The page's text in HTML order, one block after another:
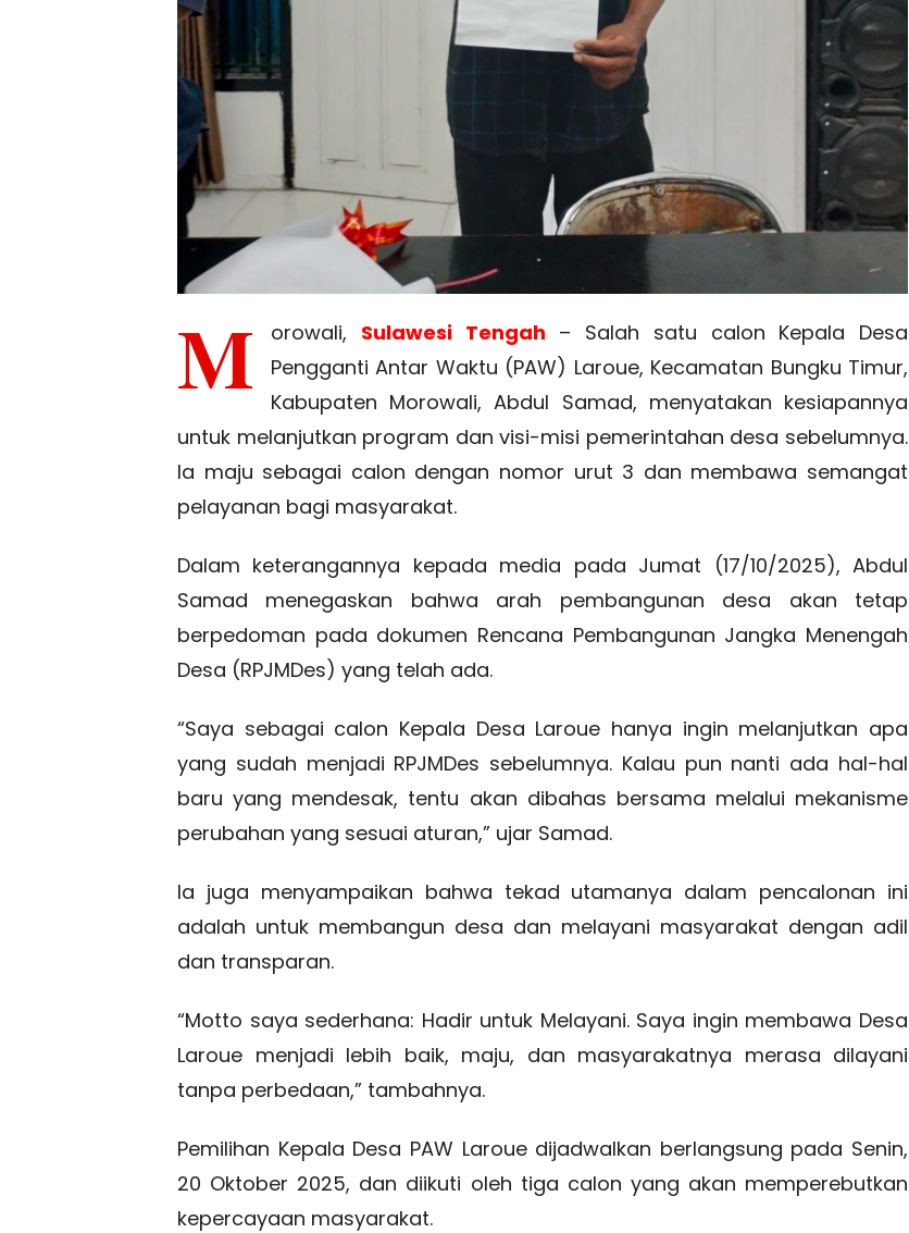
M orowali, Sulawesi Tengah – Salah satu calon Kepala Desa
Pengganti Antar Waktu (PAW) Laroue, Kecamatan Bungku Timur,
Kabupaten Morowali, Abdul Samad, menyatakan kesiapannya
untuk melanjutkan program dan visi-misi pemerintahan desa sebelumnya.
Ia maju sebagai calon dengan nomor urut 3 dan membawa semangat
pelayanan bagi masyarakat.
Dalam keterangannya kepada media pada Jumat (17/10/2025), Abdul
Samad menegaskan bahwa arah pembangunan desa akan tetap
berpedoman pada dokumen Rencana Pembangunan Jangka Menengah
Desa (RPJMDes) yang telah ada.
“Saya sebagai calon Kepala Desa Laroue hanya ingin melanjutkan apa
yang sudah menjadi RPJMDes sebelumnya. Kalau pun nanti ada hal-hal
baru yang mendesak, tentu akan dibahas bersama melalui mekanisme
perubahan yang sesuai aturan,” ujar Samad.
Ia juga menyampaikan bahwa tekad utamanya dalam pencalonan ini
adalah untuk membangun desa dan melayani masyarakat dengan adil
dan transparan.
“Motto saya sederhana: Hadir untuk Melayani. Saya ingin membawa Desa
Laroue menjadi lebih baik, maju, dan masyarakatnya merasa dilayani
tanpa perbedaan,” tambahnya.
Pemilihan Kepala Desa PAW Laroue dijadwalkan berlangsung pada Senin,
20 Oktober 2025, dan diikuti oleh tiga calon yang akan memperebutkan
kepercayaan masyarakat.